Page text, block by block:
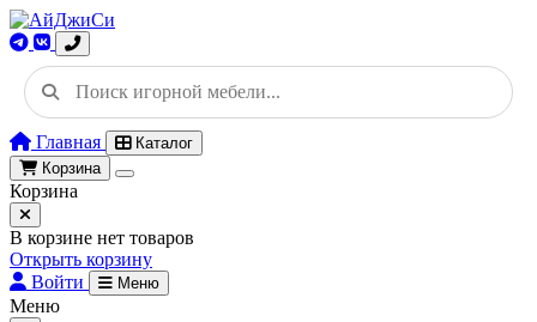
Главная
Каталог
Корзина
Корзина
В корзине нет товаров
Открыть корзину
Войти
Меню
Меню